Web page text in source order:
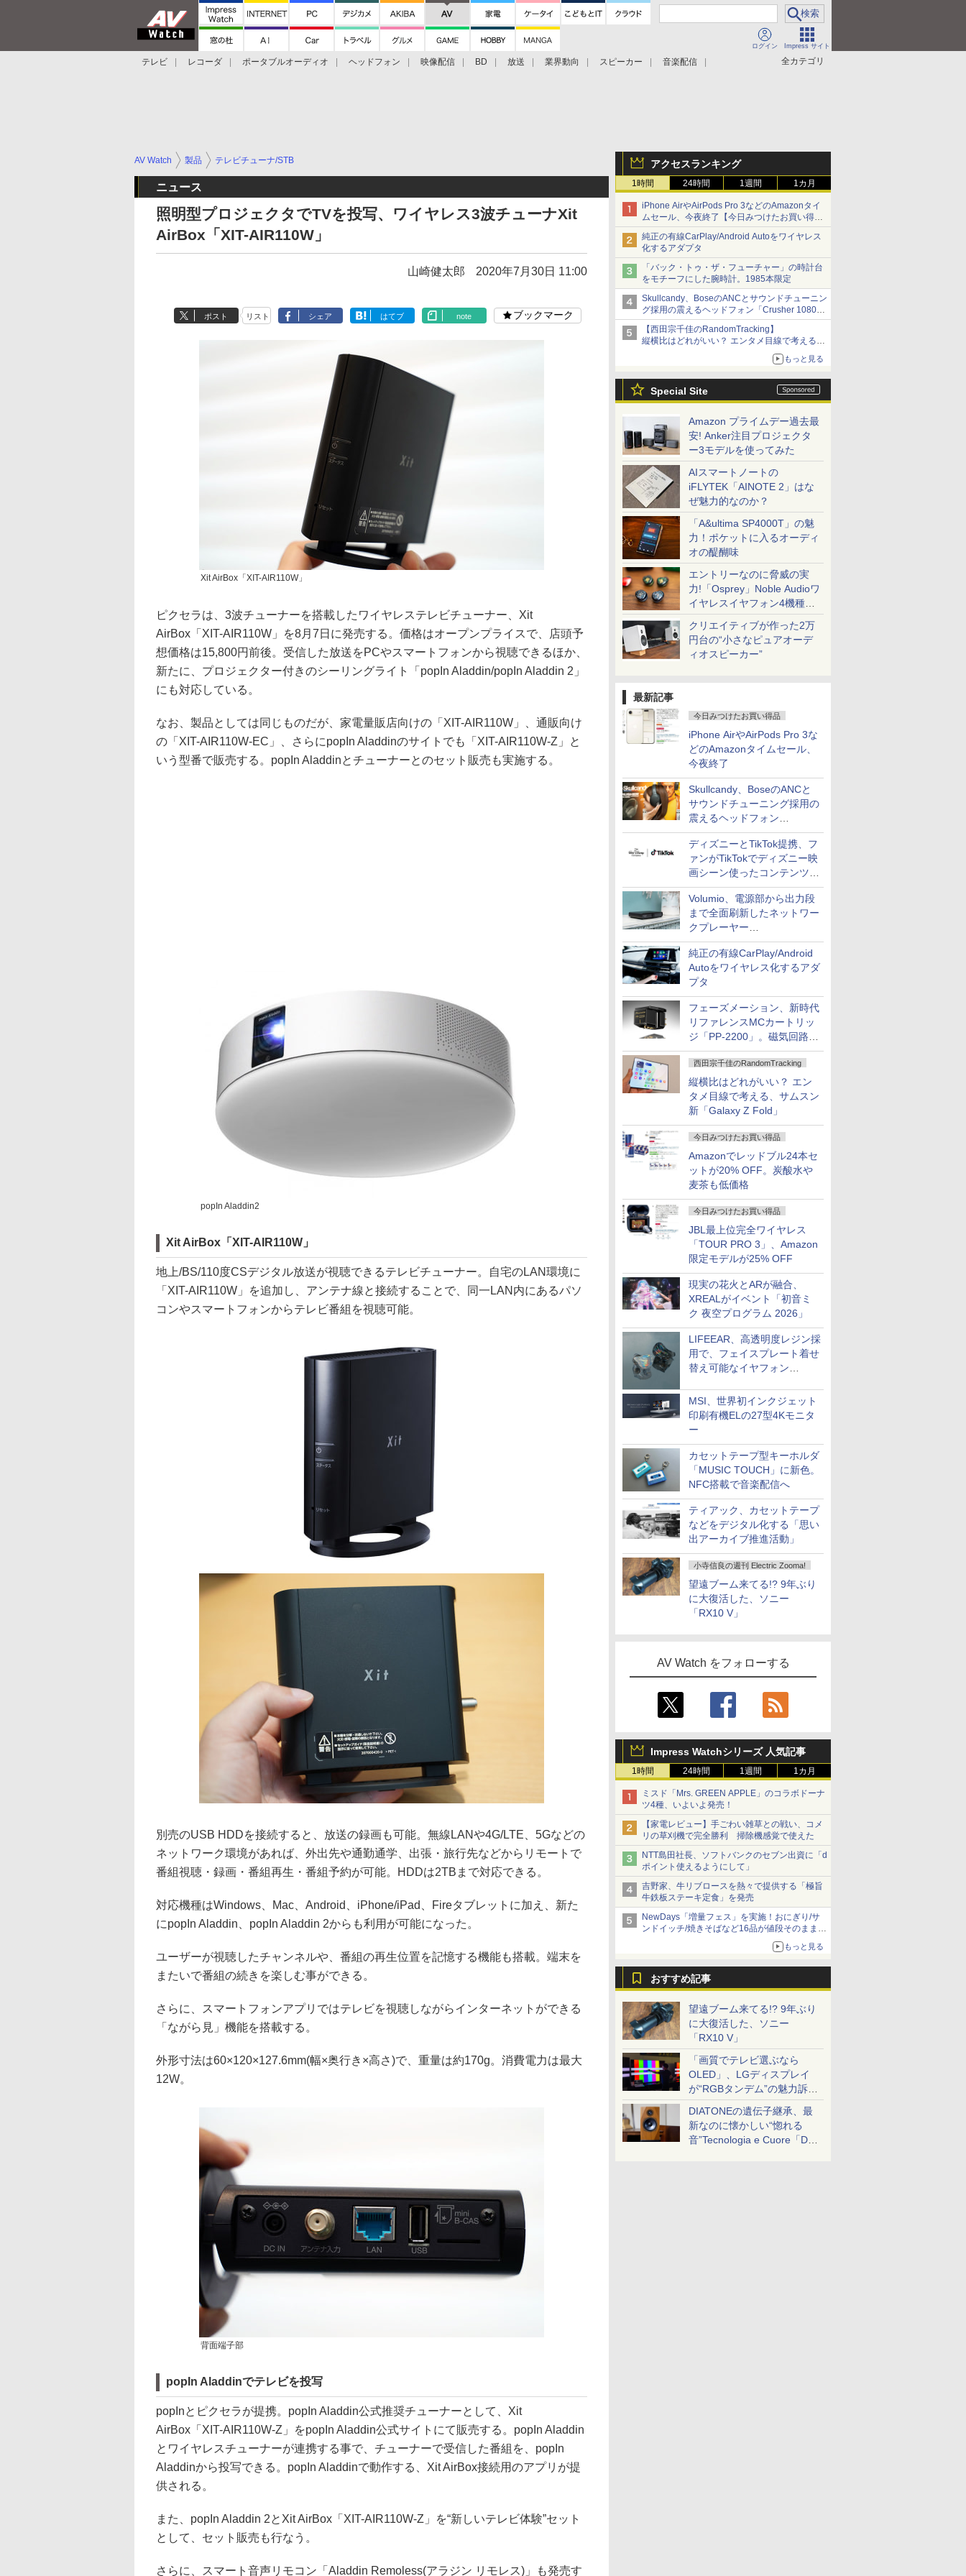
ログイン Impress サイト
全カテゴリ
テレビ レコーダ ポータブルオーディオ ヘッドフォン 映像配信 BD 放送 業界動向 スピーカー
音楽配信
アクセスランキング
1時間 24時間 1週間 1カ月
iPhone AirやAirPods Pro 3などのAmazonタイ
ムセール、今夜終了【今日みつけたお買い得
品】
純正の有線CarPlay/Android Autoをワイヤレス
化するアダプタ
「バック・トゥ・ザ・フューチャー」の時計台
をモチーフにした腕時計。1985本限定
Skullcandy、BoseのANCとサウンドチューニン
グ採用の震えるヘッドフォン「Crusher 1080
ANC」
【西田宗千佳のRandomTracking】
縦横比はどれがいい？ エンタメ目線で考える、
もっと見る
Special Site
Amazon プライムデー過去最
安! Anker注目プロジェクタ
ー3モデルを使ってみた
AIスマートノートの
iFLYTEK「AINOTE 2」はな
ぜ魅力的なのか？
「A&ultima SP4000T」の魅
力！ポケットに入るオーディ
オの醍醐味
エントリーなのに脅威の実
力!「Osprey」Noble Audioワ
イヤレスイヤフォン4機種を
一気に聴く
クリエイティブが作った2万
円台の“小さなピュアオーデ
ィオスピーカー”
最新記事
今日みつけたお買い得品
iPhone AirやAirPods Pro 3な
どのAmazonタイムセール、
今夜終了
Skullcandy、BoseのANCと
サウンドチューニング採用の
震えるヘッドフォン
「Crusher 1080 ANC」
ディズニーとTikTok提携、フ
ァンがTikTokでディズニー映
画シーン使ったコンテンツ制
作、Disney+にも配信
Volumio、電源部から出力段
まで全面刷新したネットワー
クプレーヤー
「Primo（2026）」
純正の有線CarPlay/Android
Autoをワイヤレス化するアダ
プタ
フェーズメーション、新時代
リファレンスMCカートリッ
ジ「PP-2200」。磁気回路や
ハウジングを根本から見直し
西田宗千佳のRandomTracking
縦横比はどれがいい？ エン
タメ目線で考える、サムスン
新「Galaxy Z Fold」
今日みつけたお買い得品
Amazonでレッドブル24本セ
ットが20% OFF。炭酸水や
麦茶も低価格
今日みつけたお買い得品
JBL最上位完全ワイヤレス
「TOUR PRO 3」、Amazon
限定モデルが25% OFF
現実の花火とARが融合、
XREALがイベント「初音ミ
ク 夜空プログラム 2026」
LIFEEAR、高透明度レジン採
用で、フェイスプレート着せ
替え可能なイヤフォン
MSI、世界初インクジェット
印刷有機ELの27型4Kモニタ
ー
カセットテープ型キーホルダ
「MUSIC TOUCH」に新色。
NFC搭載で音楽配信へ
ティアック、カセットテープ
などをデジタル化する「思い
出アーカイブ推進活動」
小寺信良の週刊 Electric Zooma!
望遠ブーム来てる!? 9年ぶり
に大復活した、ソニー
「RX10 V」
AV Watch をフォローする
Impress Watchシリーズ 人気記事
1時間 24時間 1週間 1カ月
ミスド「Mrs. GREEN APPLE」のコラボドーナ
ツ4種、いよいよ発売！
【家電レビュー】手ごわい雑草との戦い、コメ
リの草刈機で完全勝利 掃除機感覚で使えた
NTT島田社長、ソフトバンクのセブン出資に「d
ポイント使えるようにして」
吉野家、牛リブロースを熱々で提供する「極旨
牛鉄板ステーキ定食」を発売
NewDays「増量フェス」を実施！おにぎり/サ
ンドイッチ/焼きそばなど16品が値段そのままで
もっと見る
おすすめ記事
望遠ブーム来てる!? 9年ぶり
に大復活した、ソニー
「RX10 V」
「画質でテレビ選ぶなら
OLED」、LGディスプレイ
が“RGBタンデム”の魅力訴
求。液晶とのガチ比較も
DIATONEの遺伝子継承、最
新なのに懐かしい“惚れる
音”Tecnologia e Cuore「DS-
AV Watch 製品 テレビチューナ/STB
ニュース
照明型プロジェクタでTVを投写、ワイヤレス3波チューナXit
AirBox「XIT-AIR110W」
山崎健太郎 2020年7月30日 11:00
ポスト リスト シェア はてブ note ブックマーク
Xit AirBox「XIT-AIR110W」
ピクセラは、3波チューナーを搭載したワイヤレステレビチューナー、Xit
AirBox「XIT-AIR110W」を8月7日に発売する。価格はオープンプライスで、店頭予
想価格は15,800円前後。受信した放送をPCやスマートフォンから視聴できるほか、
新たに、プロジェクター付きのシーリングライト「popIn Aladdin/popIn Aladdin 2」
にも対応している。
なお、製品としては同じものだが、家電量販店向けの「XIT-AIR110W」、通販向け
の「XIT-AIR110W-EC」、さらにpopIn Aladdinのサイトでも「XIT-AIR110W-Z」と
いう型番で販売する。popIn Aladdinとチューナーとのセット販売も実施する。
popIn Aladdin2
Xit AirBox「XIT-AIR110W」
地上/BS/110度CSデジタル放送が視聴できるテレビチューナー。自宅のLAN環境に
「XIT-AIR110W」を追加し、アンテナ線と接続することで、同一LAN内にあるパソ
コンやスマートフォンからテレビ番組を視聴可能。
別売のUSB HDDを接続すると、放送の録画も可能。無線LANや4G/LTE、5Gなどの
ネットワーク環境があれば、外出先や通勤通学、出張・旅行先などからリモートで
番組視聴・録画・番組再生・番組予約が可能。HDDは2TBまで対応できる。
対応機種はWindows、Mac、Android、iPhone/iPad、Fireタブレットに加え、新た
にpopIn Aladdin、popIn Aladdin 2からも利用が可能になった。
ユーザーが視聴したチャンネルや、番組の再生位置を記憶する機能も搭載。端末を
またいで番組の続きを楽しむ事ができる。
さらに、スマートフォンアプリではテレビを視聴しながらインターネットができる
「ながら見」機能を搭載する。
外形寸法は60×120×127.6mm(幅×奥行き×高さ)で、重量は約170g。消費電力は最大
12W。
背面端子部
popIn Aladdinでテレビを投写
popInとピクセラが提携。popIn Aladdin公式推奨チューナーとして、Xit
AirBox「XIT-AIR110W-Z」をpopIn Aladdin公式サイトにて販売する。popIn Aladdin
とワイヤレスチューナーが連携する事で、チューナーで受信した番組を、popIn
Aladdinから投写できる。popIn Aladdinで動作する、Xit AirBox接続用のアプリが提
供される。
また、popIn Aladdin 2とXit AirBox「XIT-AIR110W-Z」を“新しいテレビ体験”セット
として、セット販売も行なう。
さらに、スマート音声リモコン「Aladdin Remoless(アラジン リモレス)」も発売す